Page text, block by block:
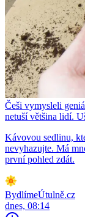
Češi vymysleli
netuší většina lidí.
Kávovou sedlinu,
nevyhazujte. Má
první pohled zdát.
BydlímeÚtulně.cz
dnes, 08:14